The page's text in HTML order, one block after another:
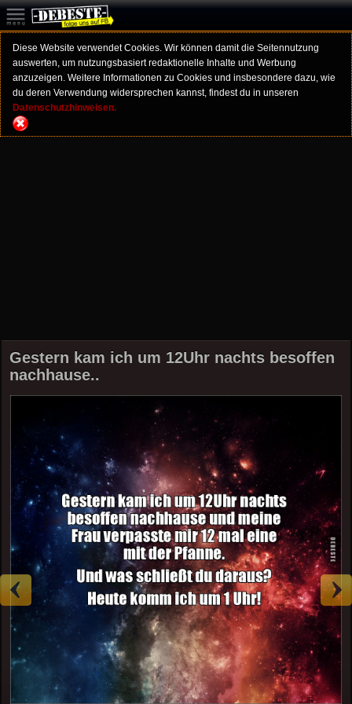
Diese Website verwendet Cookies. Wir können damit die Seitennutzung
auswerten, um nutzungsbasiert redaktionelle Inhalte und Werbung
anzuzeigen. Weitere Informationen zu Cookies und insbesondere dazu, wie
du deren Verwendung widersprechen kannst, findest du in unseren
Datenschutzhinweisen.
Gestern kam ich um 12Uhr nachts besoffen
nachhause..